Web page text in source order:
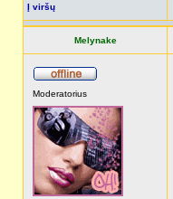
Į viršų
Melynake
Moderatorius